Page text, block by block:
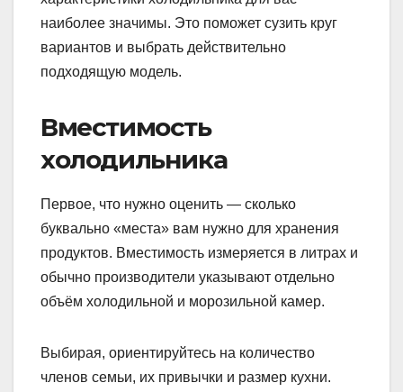
наиболее значимы. Это поможет сузить круг
вариантов и выбрать действительно
подходящую модель.
Вместимость
холодильника
Первое, что нужно оценить — сколько
буквально «места» вам нужно для хранения
продуктов. Вместимость измеряется в литрах и
обычно производители указывают отдельно
объём холодильной и морозильной камер.
Выбирая, ориентируйтесь на количество
членов семьи, их привычки и размер кухни.